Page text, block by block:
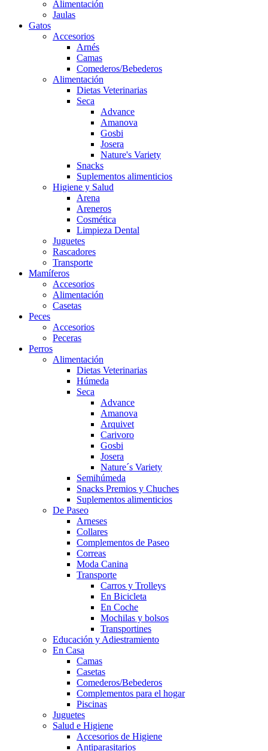
Alimentación
Jaulas
Gatos
Accesorios
Arnés
Camas
Comederos/Bebederos
Alimentación
Dietas Veterinarias
Seca
Advance
Amanova
Gosbi
Josera
Nature's Variety
Snacks
Suplementos alimenticios
Higiene y Salud
Arena
Areneros
Cosmética
Limpieza Dental
Juguetes
Rascadores
Transporte
Mamíferos
Accesorios
Alimentación
Casetas
Peces
Accesorios
Peceras
Perros
Alimentación
Dietas Veterinarias
Húmeda
Seca
Advance
Amanova
Arquivet
Carivoro
Gosbi
Josera
Nature´s Variety
Semihúmeda
Snacks Premios y Chuches
Suplementos alimenticios
De Paseo
Arneses
Collares
Complementos de Paseo
Correas
Moda Canina
Transporte
Carros y Trolleys
En Bicicleta
En Coche
Mochilas y bolsos
Transportines
Educación y Adiestramiento
En Casa
Camas
Casetas
Comederos/Bebederos
Complementos para el hogar
Piscinas
Juguetes
Salud e Higiene
Accesorios de Higiene
Antiparasitarios